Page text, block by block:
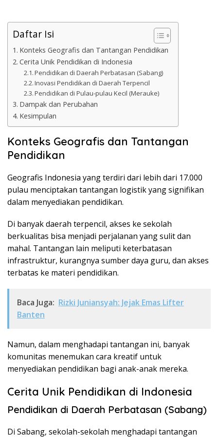
Daftar Isi
Konteks Geografis dan Tantangan Pendidikan
Cerita Unik Pendidikan di Indonesia
Pendidikan di Daerah Perbatasan (Sabang)
Inovasi Pendidikan di Daerah Terpencil
Pendidikan di Pulau-pulau Kecil (Merauke)
Dampak dan Perubahan
Kesimpulan
Konteks Geografis dan Tantangan
Pendidikan
Geografis Indonesia yang terdiri dari lebih dari 17.000
pulau menciptakan tantangan logistik yang signifikan
dalam menyediakan pendidikan.
Di banyak daerah terpencil, akses ke sekolah
berkualitas bisa menjadi perjalanan yang sulit dan
mahal. Tantangan lain meliputi keterbatasan
infrastruktur, kurangnya sumber daya guru, dan akses
terbatas ke materi pendidikan.
Baca Juga: Rizki Juniansyah: Jejak Emas Lifter
Banten
Namun, dalam menghadapi tantangan ini, banyak
komunitas menemukan cara kreatif untuk
menyediakan pendidikan bagi anak-anak mereka.
Cerita Unik Pendidikan di Indonesia
Pendidikan di Daerah Perbatasan (Sabang)
Di Sabang, sekolah-sekolah menghadapi tantangan